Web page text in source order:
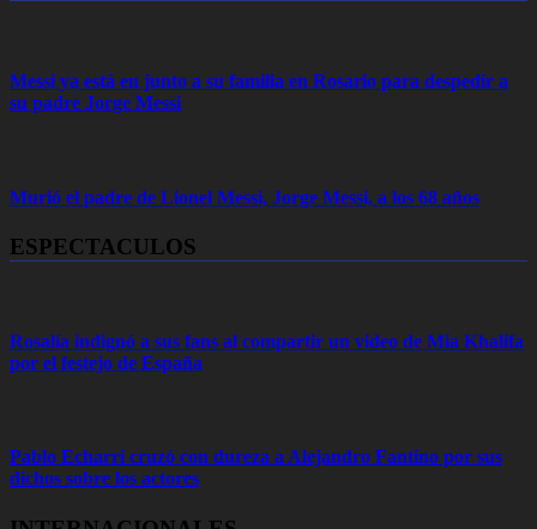
Messi ya está en junto a su familia en Rosario para despedir a
su padre Jorge Messi
Murió el padre de Lionel Messi, Jorge Messi, a los 68 años
ESPECTACULOS
Rosalía indignó a sus fans al compartir un video de Mia Khalifa
por el festejo de España
Pablo Echarri cruzó con dureza a Alejandro Fantino por sus
dichos sobre los actores